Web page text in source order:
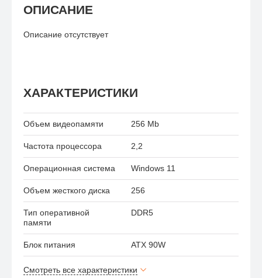
ОПИСАНИЕ
Описание отсутствует
ХАРАКТЕРИСТИКИ
Объем видеопамяти 256 Mb
Частота процессора 2,2
Операционная система Windows 11
Объем жесткого диска 256
Тип оперативной
памяти
DDR5
Блок питания ATX 90W
Смотреть все характеристики